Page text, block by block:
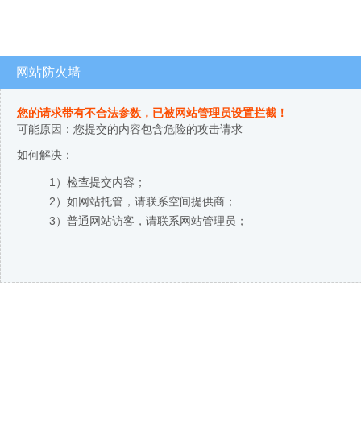
网站防火墙
您的请求带有不合法参数，已被网站管理员设置拦截！
可能原因：您提交的内容包含危险的攻击请求
如何解决：
1）检查提交内容；
2）如网站托管，请联系空间提供商；
3）普通网站访客，请联系网站管理员；